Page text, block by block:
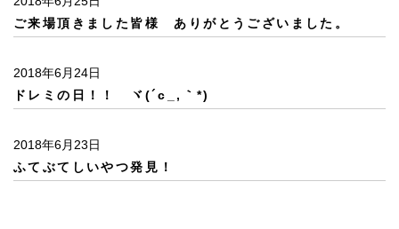
ご来場頂きました皆様 ありがとうございました。
2018年6月24日
ドレミの日！！ ヾ(´c_,｀*)
2018年6月23日
ふてぶてしいやつ発見！